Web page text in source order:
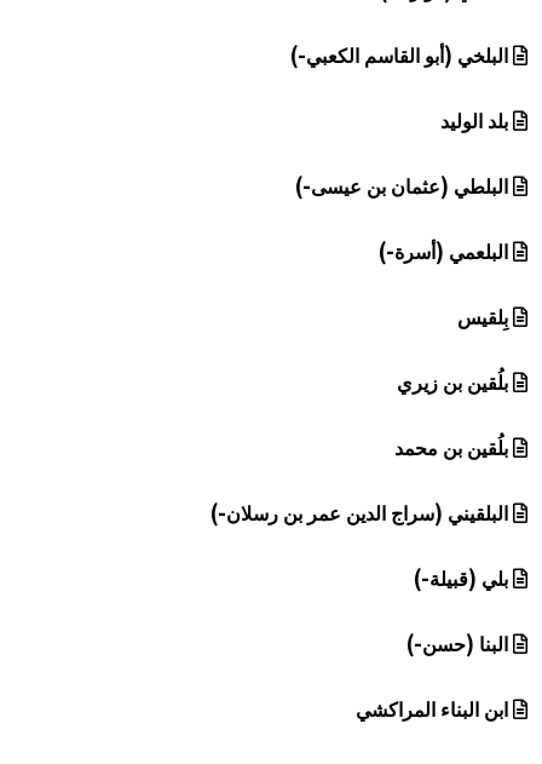
البلخي (أبو القاسم الكعبي-)
بلد الوليد
البلطي (عثمان بن عيسى-)
البلعمي (أسرة-)
بِلقيس
بلُقين بن زيري
بلُقين بن محمد
البلقيني (سراج الدين عمر بن رسلان-)
بلي (قبيلة-)
البنا (حسن-)
ابن البناء المراكشي